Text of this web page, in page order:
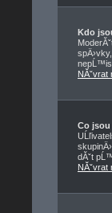
Kdo
NĂˇvrat
Co
dĂˇt
NĂˇvrat